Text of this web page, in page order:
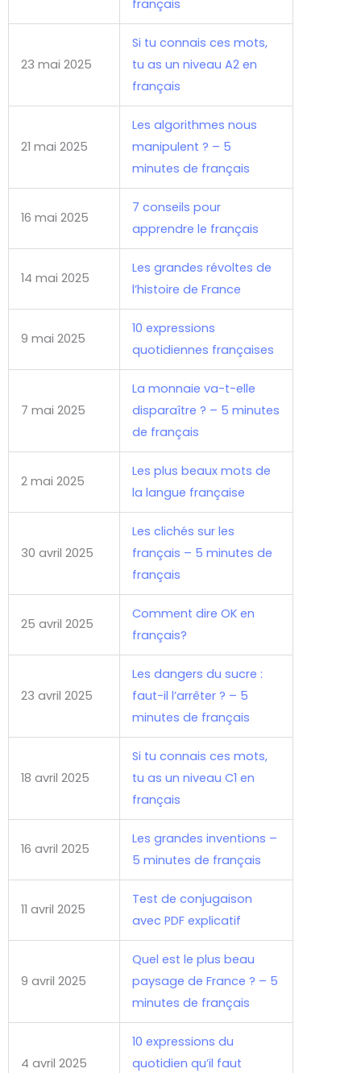
français
23 mai 2025
Si tu connais ces mots,
tu as un niveau A2 en
français
21 mai 2025
Les algorithmes nous
manipulent ? – 5
minutes de français
16 mai 2025
7 conseils pour
apprendre le français
14 mai 2025
Les grandes révoltes de
l’histoire de France
9 mai 2025
10 expressions
quotidiennes françaises
7 mai 2025
La monnaie va-t-elle
disparaître ? – 5 minutes
de français
2 mai 2025
Les plus beaux mots de
la langue française
30 avril 2025
Les clichés sur les
français – 5 minutes de
français
25 avril 2025
Comment dire OK en
français?
23 avril 2025
Les dangers du sucre :
faut-il l’arrêter ? – 5
minutes de français
18 avril 2025
Si tu connais ces mots,
tu as un niveau C1 en
français
16 avril 2025
Les grandes inventions –
5 minutes de français
11 avril 2025
Test de conjugaison
avec PDF explicatif
9 avril 2025
Quel est le plus beau
paysage de France ? – 5
minutes de français
4 avril 2025
10 expressions du
quotidien qu’il faut